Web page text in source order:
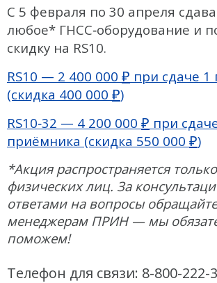
ADCP
ГБО
Датчик качества воды
С 5 февраля по 30 апреля
любое* ГНСС‑оборудование и
скидку на RS10.
RS10 — 2 400 000 ₽ при сдаче
(скидка 400 000 ₽)
RS10‑32 — 4 200 000 ₽ при
приёмника (скидка 550 000 ₽)
*Акция распространяется
физических лиц. За
ответами на вопросы
менеджерам ПРИН — мы
поможем!
Телефон для связи: 8-800-222-